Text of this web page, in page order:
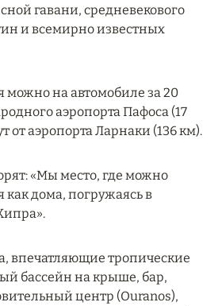
ПРЕДЛОЖЕНИЕ ОТ Á
ПО ОТЕЛЮ WALDORF
ITHAAFUSHI, МАЛЬДИВЫ
SEASONS RESORT
гавани, средневекового
и всемирно известных
можно на автомобиле за 20
аэропорта Пафоса (17
от аэропорта Ларнаки (136 км).
«Мы место, где можно
как дома, погружаясь в
впечатляющие тропические
бассейн на крыше, бар,
центр (Ouranos),